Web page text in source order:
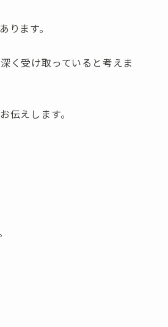
ます。
く受け取っていると考えま
えします。